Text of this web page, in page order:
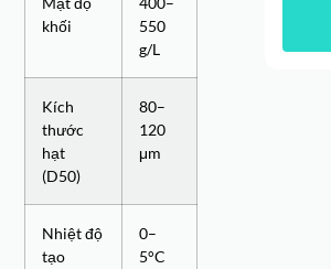
khối
550
g/L
Kích
thước
hạt
(D50)
80–
120
μm
Nhiệt độ
tạo
0–
5°C